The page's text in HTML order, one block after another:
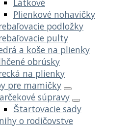
Látkové
Plienkové nohavičky
podložky
pulty
a koše na plienky
obrúsky
na plienky
pre mamičky
súpravy
Štartovacie sady
o rodičovstve